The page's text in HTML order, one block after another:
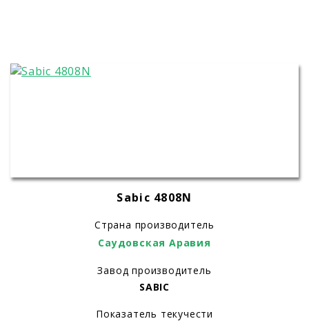
Sabic 4808N
Страна производитель
Саудовская Аравия
Завод производитель
SABIC
Показатель текучести